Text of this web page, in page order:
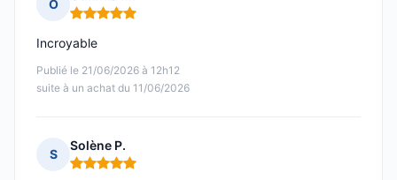
O
Note : 5 sur 5
Publié le 21/06/2026 à 12h12
suite à un achat du 11/06/2026
Incroyable
S
Solène P.
Note : 5 sur 5